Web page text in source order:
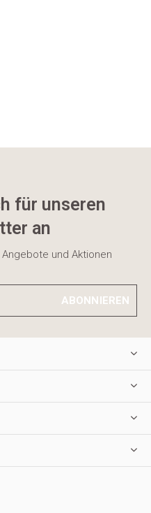
für unseren
an
und Aktionen
ABONNIEREN